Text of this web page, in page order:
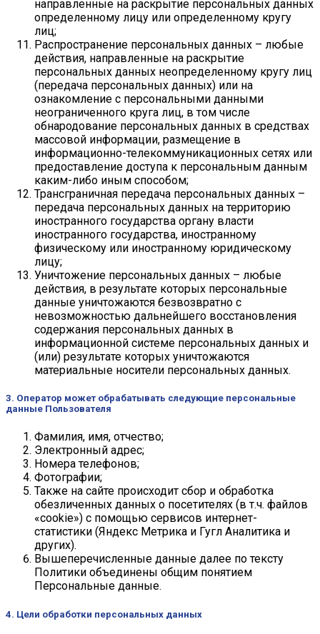
направленные на раскрытие персональных данных
определенному лицу или определенному кругу
лиц;
Распространение персональных данных – любые
действия, направленные на раскрытие
персональных данных неопределенному кругу лиц
(передача персональных данных) или на
ознакомление с персональными данными
неограниченного круга лиц, в том числе
обнародование персональных данных в средствах
массовой информации, размещение в
информационно-телекоммуникационных сетях или
предоставление доступа к персональным данным
каким-либо иным способом;
Трансграничная передача персональных данных –
передача персональных данных на территорию
иностранного государства органу власти
иностранного государства, иностранному
физическому или иностранному юридическому
лицу;
Уничтожение персональных данных – любые
действия, в результате которых персональные
данные уничтожаются безвозвратно с
невозможностью дальнейшего восстановления
содержания персональных данных в
информационной системе персональных данных и
(или) результате которых уничтожаются
материальные носители персональных данных.
3. Оператор может обрабатывать следующие персональные
данные Пользователя
Фамилия, имя, отчество;
Электронный адрес;
Номера телефонов;
Фотографии;
Также на сайте происходит сбор и обработка
обезличенных данных о посетителях (в т.ч. файлов
«cookie») с помощью сервисов интернет-
статистики (Яндекс Метрика и Гугл Аналитика и
других).
Вышеперечисленные данные далее по тексту
Политики объединены общим понятием
Персональные данные.
4. Цели обработки персональных данных